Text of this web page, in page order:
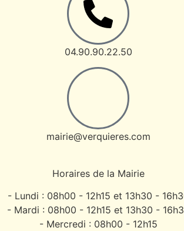
04.90.90.22.50
mairie@verquieres.com
Horaires de la Mairie
- Lundi : 08h00 - 12h15 et 13h30 -
- Mardi : 08h00 - 12h15 et 13h30 -
- Mercredi : 08h00 - 12h15